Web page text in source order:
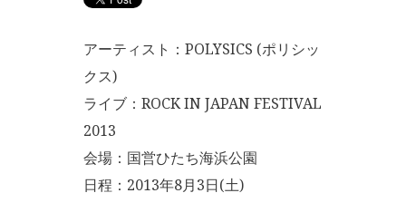
アーティスト：POLYSICS (ポリシッ
クス)
ライブ：ROCK IN JAPAN FESTIVAL
2013
会場：国営ひたち海浜公園
日程：2013年8月3日(土)